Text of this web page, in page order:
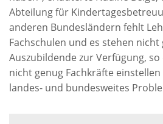
Abteilung für
anderen Bundesländern fehlt
Fachschulen und es stehen
Auszubildende zur Verfügung,
nicht genug Fachkräfte einstellen
landes- und bundesweites